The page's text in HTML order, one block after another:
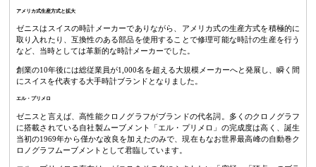
アメリカ式生産方式と拡大
ゼニスはスイスの時計メーカーでありながら、アメリカ式の生産方式を積極的に
取り入れたり、互換性のある部品を使用することで修理可能な時計の生産を行う
など、当時としては革新的な時計メーカーでした。
創業の10年後には総従業員が1,000名を超える大規模メーカーへと発展し、瞬く間
にスイスを代表する大手時計ブランドとなりました。
エル・プリメロ
ゼニスと言えば、高性能クロノグラフがブランドの代名詞。多くのクロノグラフ
に搭載されている自社製ムーブメント「エル・プリメロ」の完成度は高く、誕生
当初の1969年から僅かな改良を加えたのみで、現在もなお世界最高峰の自動巻ク
ロノグラフムーブメントとして君臨しています。